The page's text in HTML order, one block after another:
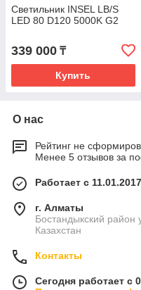
Светильник INSEL LB/S
LED 80 D120 5000K G2
339 000 ₸
Купить
О нас
Рейтинг не
Менее 5 отзывов за
Работает с 11.01.2017
г. Алматы
Бостандыкский
Казахстан
Контакты
Сегодня работает с